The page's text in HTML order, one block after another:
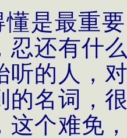
懂是最重
忍还有什
听的人，
的名词，
这个难免